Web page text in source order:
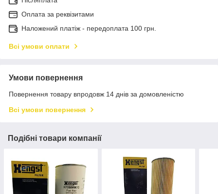
Оплата за реквізитами
Наложений платіж - передоплата 100 грн.
Всі умови оплати
Умови повернення
Повернення товару впродовж 14 днів за домовленістю
Всі умови повернення
Подібні товари компанії